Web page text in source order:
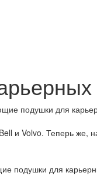
подушки для
и Volvo. Теперь
подушки для